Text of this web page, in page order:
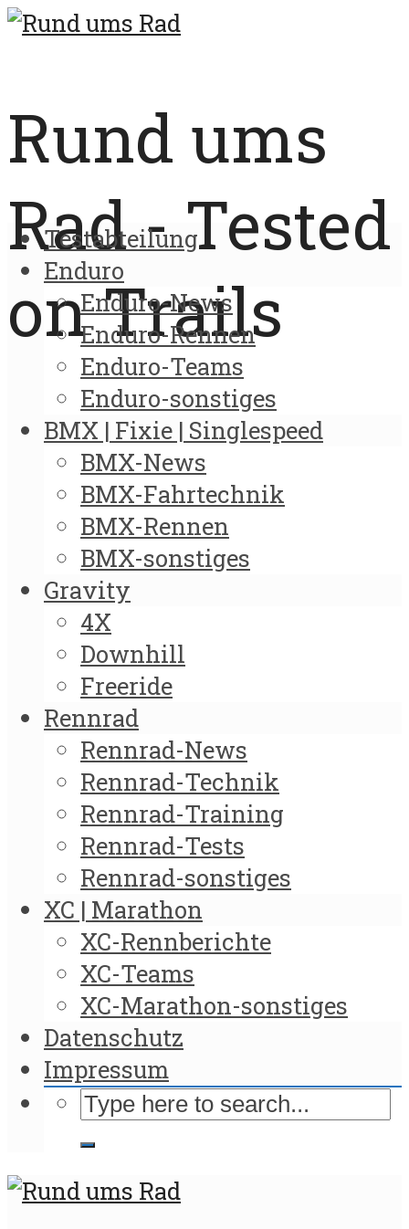
Rund ums
Rad - Tested
on Trails
Testabteilung
Enduro
Enduro-News
Enduro-Rennen
Enduro-Teams
Enduro-sonstiges
BMX | Fixie | Singlespeed
BMX-News
BMX-Fahrtechnik
BMX-Rennen
BMX-sonstiges
Gravity
4X
Downhill
Freeride
Rennrad
Rennrad-News
Rennrad-Technik
Rennrad-Training
Rennrad-Tests
Rennrad-sonstiges
XC | Marathon
XC-Rennberichte
XC-Teams
XC-Marathon-sonstiges
Datenschutz
Impressum